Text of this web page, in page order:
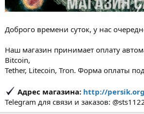
Доброго времени суток, у нас
Наш магазин принимает оплату
Bitcoin,
Tether, Litecoin, Tron. Форма оплаты
Адрес магазина: http://persik.org
Telegram для связи и заказов: